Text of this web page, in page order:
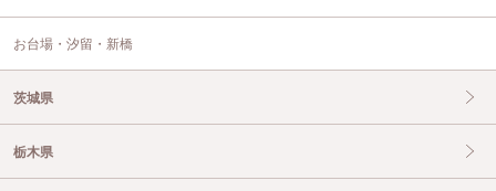
お台場・汐留・新橋
茨城県
栃木県